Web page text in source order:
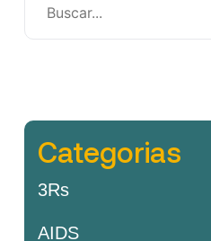
Categorias
3Rs
AIDS